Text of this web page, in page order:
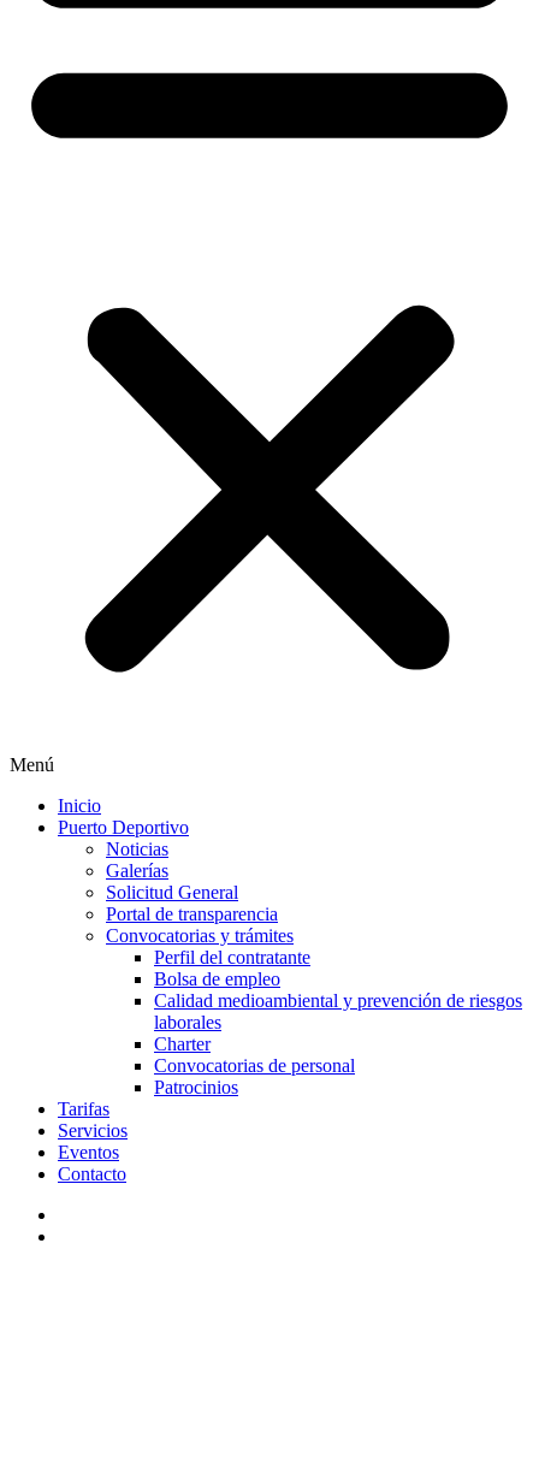
Menú
Inicio
Puerto Deportivo
Noticias
Galerías
Solicitud General
Portal de transparencia
Convocatorias y trámites
Perfil del contratante
Bolsa de empleo
Calidad medioambiental y prevención de riesgos
laborales
Charter
Convocatorias de personal
Patrocinios
Tarifas
Servicios
Eventos
Contacto